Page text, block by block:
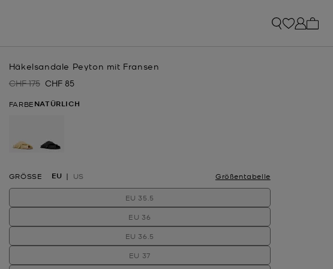
Häkelsandale Peyton mit Fransen
Zuvor
CHF 175 Jetzt
CHF 85
FARBENATÜRLICH
GRÖSSE EU US Größentabelle
EU 35.5
EU 36
EU 36.5
EU 37